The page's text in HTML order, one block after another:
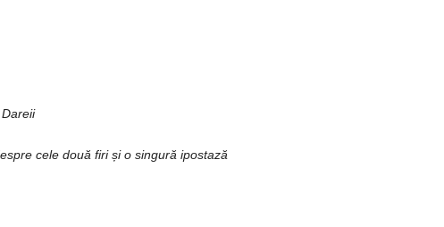
cele două firi și o singură ipostază